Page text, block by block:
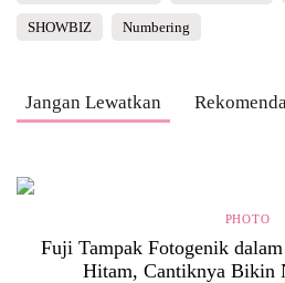
SHOWBIZ Numbering
Jangan Lewatkan
PHOTO
Fuji Tampak Fotogenik
Hitam, Cantiknya Bikin